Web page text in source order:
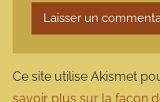
Ce site utilise Akismet
savoir plus sur la façon